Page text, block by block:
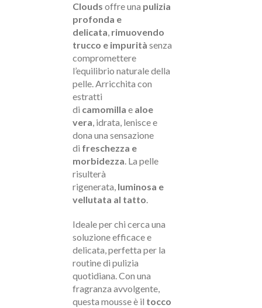
Clouds offre una pulizia
profonda e
delicata, rimuovendo
trucco e impurità senza
compromettere
l’equilibrio naturale della
pelle. Arricchita con
estratti
di camomilla e aloe
vera, idrata, lenisce e
dona una sensazione
di freschezza e
morbidezza. La pelle
risulterà
rigenerata, luminosa e
vellutata al tatto.
Ideale per chi cerca una
soluzione efficace e
delicata, perfetta per la
routine di pulizia
quotidiana. Con una
fragranza avvolgente,
questa mousse è il tocco